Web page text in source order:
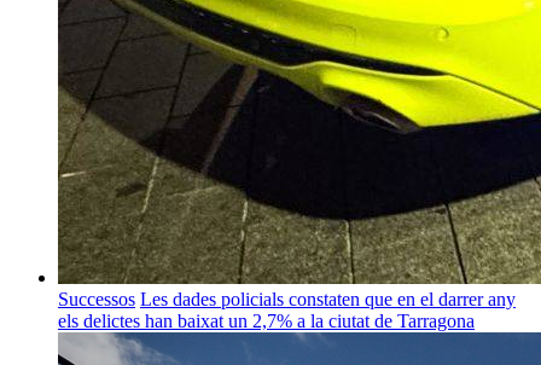
Successos Les dades policials constaten que en el darrer any
els delictes han baixat un 2,7% a la ciutat de Tarragona